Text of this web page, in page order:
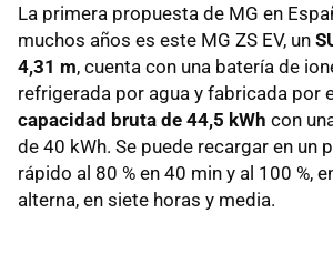
La primera propuesta de MG en
muchos años es este MG ZS EV, un
4,31 m, cuenta con una batería de
refrigerada por agua y fabricada por
capacidad bruta de 44,5 kWh con
de 40 kWh. Se puede recargar en un
rápido al 80 % en 40 min y al 100 %,
alterna, en siete horas y media.